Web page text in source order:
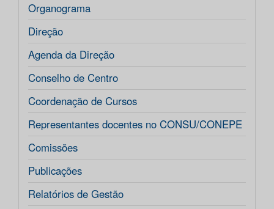
Organograma
Direção
Agenda da Direção
Conselho de Centro
Coordenação de Cursos
Representantes docentes no CONSU/CONEPE
Comissões
Publicações
Relatórios de Gestão